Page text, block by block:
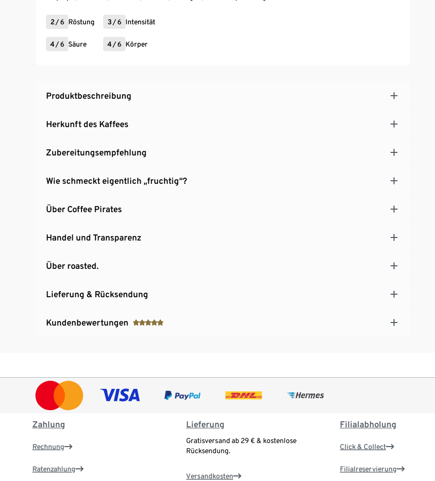
2 /6 Röstung 3 /6 Intensität
4/6 Säure 4/6 Körper
Produktbeschreibung
Herkunft des Kaffees
Zubereitungsempfehlung
Wie schmeckt eigentlich „fruchtig“?
Über Coffee Pirates
Handel und Transparenz
Über roasted.
Lieferung & Rücksendung
Kundenbewertungen
Zahlung
Rechnung
Ratenzahlung
Lieferung
Gratisversand ab 29 € & kostenlose
Rücksendung.
Versandkosten
Filialabholung
Click & Collect
Filialreservierung